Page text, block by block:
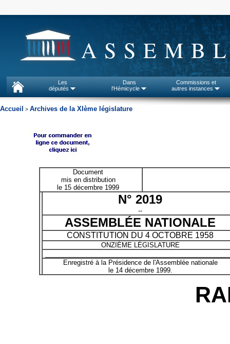
Les
députés
Dans
l'Hémicycle
Commissions et
autres instances
Accueil > Archives de la XIème législature
Document
mis en distribution
le 15 décembre 1999
N° 2019
--
ASSEMBLÉE NATIONALE
CONSTITUTION DU 4 OCTOBRE 1958
ONZIÈME LÉGISLATURE
Enregistré à la Présidence de l'Assemblée nationale
le 14 décembre 1999.